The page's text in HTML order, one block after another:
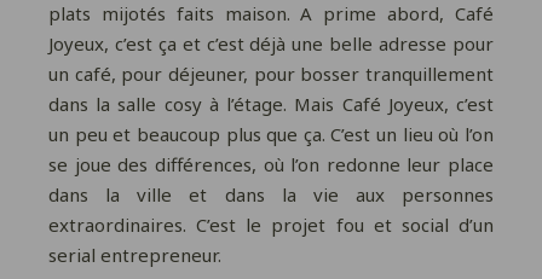
plats mijotés faits maison. A prime abord, Café
Joyeux, c’est ça et c’est déjà une belle adresse pour
un café, pour déjeuner, pour bosser tranquillement
dans la salle cosy à l’étage. Mais Café Joyeux, c’est
un peu et beaucoup plus que ça. C’est un lieu où l’on
se joue des différences, où l’on redonne leur place
dans la ville et dans la vie aux personnes
extraordinaires. C’est le projet fou et social d’un
serial entrepreneur.